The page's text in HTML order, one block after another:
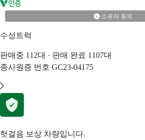
소유자 동의
수성트럭
판매중 112대 · 판매 완료 1107대
종사원증 번호 GC23-04175
헛걸음 보상 차량입니다.